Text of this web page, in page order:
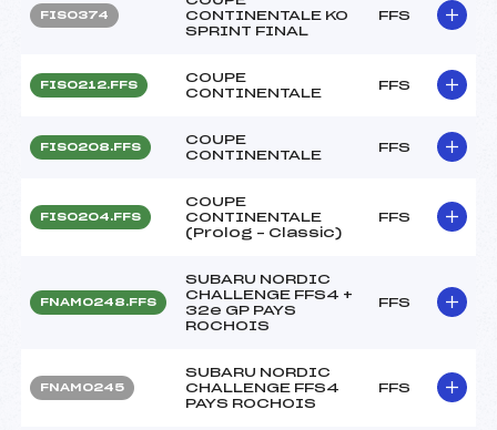
FIS0374
CONTINENTALE KO
SPRINT FINAL
FFS
FIS0212.FFS
COUPE
CONTINENTALE
FFS
FIS0208.FFS
COUPE
CONTINENTALE
FFS
FIS0204.FFS
COUPE
CONTINENTALE
(Prolog – Classic)
FFS
FNAM0248.FFS
SUBARU NORDIC
CHALLENGE FFS4 +
32e GP PAYS
ROCHOIS
FFS
FNAM0245
SUBARU NORDIC
CHALLENGE FFS4
PAYS ROCHOIS
FFS